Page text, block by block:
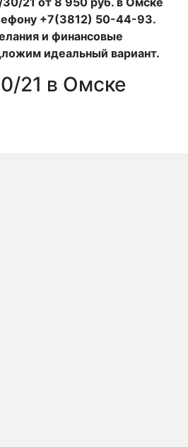
+7(3812) 50-44-93.
и финансовые
идеальный вариант.
21 в Омске